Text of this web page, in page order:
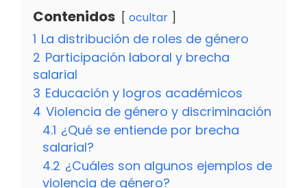
Contenidos ocultar
1 La distribución de roles de género
2 Participación laboral y brecha
salarial
3 Educación y logros académicos
4 Violencia de género y discriminación
4.1 ¿Qué se entiende por brecha
salarial?
4.2 ¿Cuáles son algunos ejemplos de
violencia de género?